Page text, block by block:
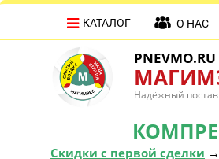
PNEVMO.RU
Надёжный
Скидки с первой сделки
КАТАЛОГ О НАС